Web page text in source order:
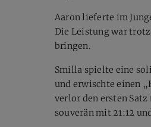
Aaron lieferte im
Die Leistung war
bringen.
Smilla spielte eine
und erwischte einen
verlor den ersten
souverän mit 21:12